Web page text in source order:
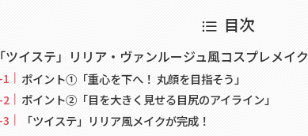
目次
「ツイステ」リリア・ヴァンルージュ風コスプレメイク
ポイント①「重心を下へ！ 丸顔を目指そう」
ポイント②「目を大きく見せる目尻のアイライン」
「ツイステ」リリア風メイクが完成！